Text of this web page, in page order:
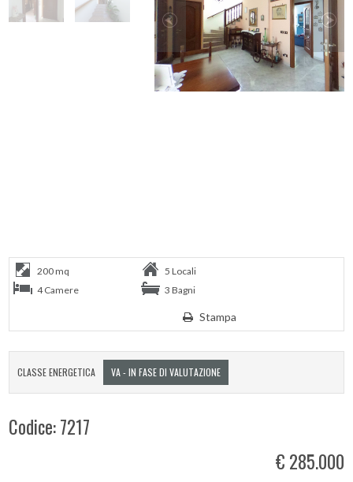
200 mq
5 Locali
4 Camere
3 Bagni
Stampa
CLASSE ENERGETICA VA - IN FASE DI VALUTAZIONE
Codice: 7217
€ 285.000